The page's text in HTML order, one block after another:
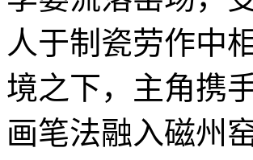
人于制瓷劳作中
境之下，主角携
画笔法融入磁州